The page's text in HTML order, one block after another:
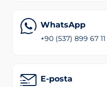
+90 (537) 899 67 11
WhatsApp
E-posta